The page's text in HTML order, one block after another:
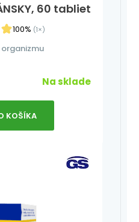
60 tabliet
100% (1×)
Na sklade
KOŠÍKA